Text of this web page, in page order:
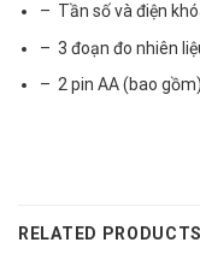
– Tần số và điện
– 3 đoạn đo nhiên
– 2 pin AA (bao
RELATED PRODUCTS